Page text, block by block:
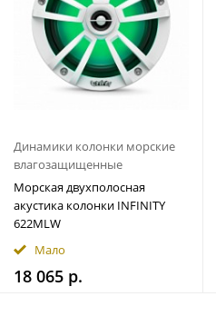
Динамики колонки морские
влагозащищенные
Морская двухполосная
акустика колонки INFINITY
622MLW
Мало
18 065 р.